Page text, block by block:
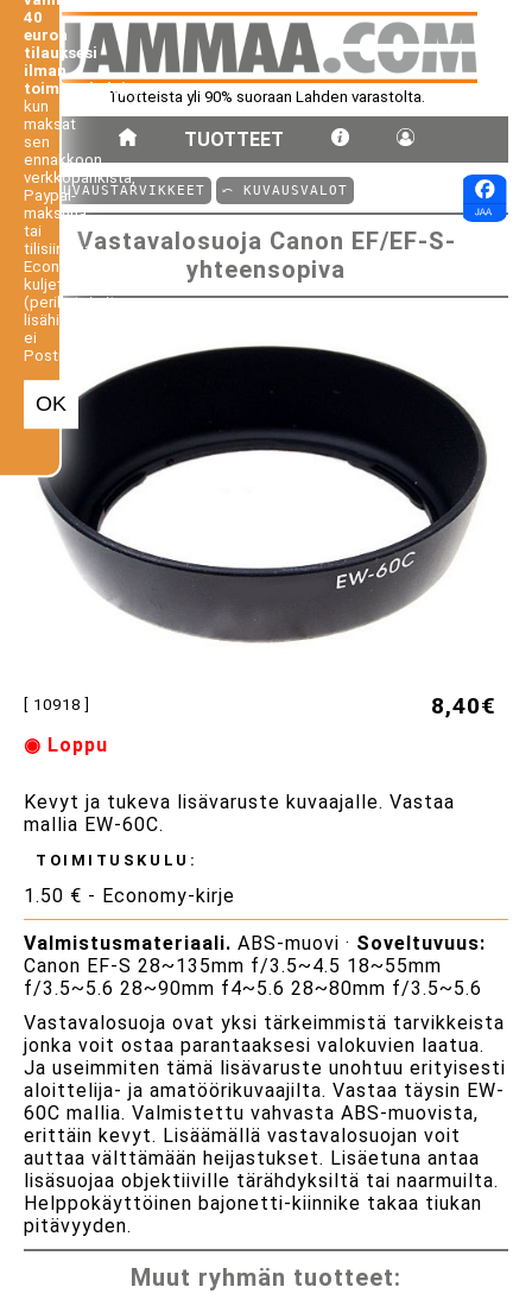
Tuotteista yli 90% suoraan Lahden varastolta.
TUOTTEET
40
euron
tilauksesi
ilman
toimituskuluja,
kun
maksat
sen
ennakkoon
verkkopankista,
Paypal-
maksuna
tai
tilisiirtona.
Economy-
kuljetus
(perilletoimitus
lisähintaan,
ei
Postiennakko).
OK
⤺ KUVAUSTARVIKKEET ⤺ KUVAUSVALOT
Vastavalosuoja Canon EF/EF-S-
yhteensopiva
[ 10918 ] 8,40€
◉ Loppu
Kevyt ja tukeva lisävaruste kuvaajalle. Vastaa
mallia EW-60C.
TOIMITUSKULU:
1.50 € - Economy-kirje
Valmistusmateriaali. ABS-muovi · Soveltuvuus:
Canon EF-S 28~135mm f/3.5~4.5 18~55mm
f/3.5~5.6 28~90mm f4~5.6 28~80mm f/3.5~5.6
Vastavalosuoja ovat yksi tärkeimmistä tarvikkeista
jonka voit ostaa parantaaksesi valokuvien laatua.
Ja useimmiten tämä lisävaruste unohtuu erityisesti
aloittelija- ja amatöörikuvaajilta. Vastaa täysin EW-
60C mallia. Valmistettu vahvasta ABS-muovista,
erittäin kevyt. Lisäämällä vastavalosuojan voit
auttaa välttämään heijastukset. Lisäetuna antaa
lisäsuojaa objektiiville tärähdyksiltä tai naarmuilta.
Helppokäyttöinen bajonetti-kiinnike takaa tiukan
pitävyyden.
Muut ryhmän tuotteet: